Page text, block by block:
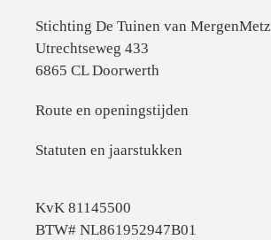
Stichting De Tuinen van MergenMetz
Utrechtseweg 433
6865 CL Doorwerth
Route en openingstijden
Statuten en jaarstukken
KvK 81145500
BTW# NL861952947B01